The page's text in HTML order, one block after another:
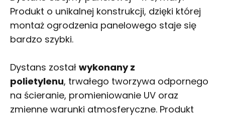
Produkt o unikalnej konstrukcji, dzięki której
montaż ogrodzenia panelowego staje się
bardzo szybki.
Dystans został wykonany z
polietylenu, trwałego tworzywa odpornego
na ścieranie, promieniowanie UV oraz
zmienne warunki atmosferyczne. Produkt